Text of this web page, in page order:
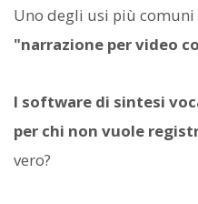
Uno degli usi più comuni
"narrazione per video
I software di sintesi
per chi non vuole
vero?